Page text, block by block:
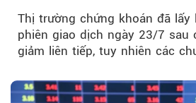
Thị trường chứng khoán đã lấy
phiên giao dịch ngày 23/7 sau
giảm liên tiếp, tuy nhiên các